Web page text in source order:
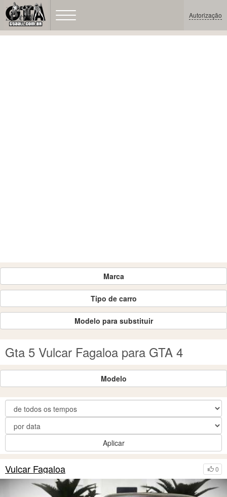
Autorização
Marca
Tipo de carro
Modelo para substituir
Gta 5 Vulcar Fagaloa para GTA 4
Modelo
Aplicar
0
Vulcar Fagaloa